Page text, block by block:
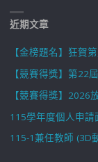
近期文章
【金榜題名】狂賀
【競賽得獎】第22
【競賽得獎】2026
115學年度個人申
115-1兼任教師 (3D